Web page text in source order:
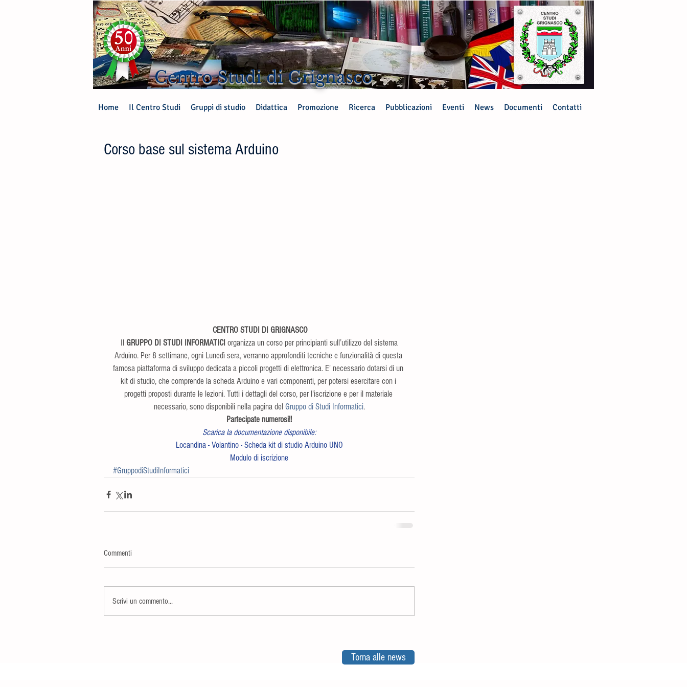
Centro Studi di Grignasco
Home Il Centro Studi Gruppi di studio Didattica Promozione Ricerca Pubblicazioni Eventi News Documenti Contatti
Corso base sul sistema Arduino
CENTRO STUDI DI GRIGNASCO
Il GRUPPO DI STUDI INFORMATICI organizza un corso per principianti sull’utilizzo del sistema
Arduino. Per 8 settimane, ogni Lunedì sera, verranno approfonditi tecniche e funzionalità di questa
famosa piattaforma di sviluppo dedicata a piccoli progetti di elettronica. E' necessario dotarsi di un
kit di studio, che comprende la scheda Arduino e vari componenti, per potersi esercitare con i
progetti proposti durante le lezioni. Tutti i dettagli del corso, per l'iscrizione e per il materiale
necessario, sono disponibili nella pagina del Gruppo di Studi Informatici.
Partecipate numerosi!!
Scarica la documentazione disponibile:
Locandina - Volantino - Scheda kit di studio Arduino UNO
Modulo di iscrizione
#GruppodiStudiInformatici
Commenti
Scrivi un commento...
Torna alle news